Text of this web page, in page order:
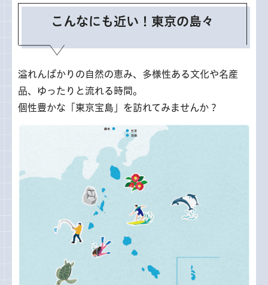
こんなにも近い！東京の島々
溢れんばかりの自然の恵み、多様性ある文化や名産
品、ゆったりと流れる時間。
個性豊かな「東京宝島」を訪れてみませんか？